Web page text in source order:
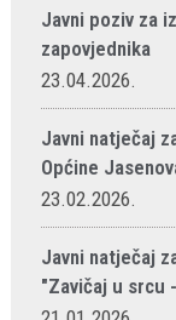
Javni poziv za
zapovjednika
23.04.2026.
Javni natječaj
Općine
23.02.2026.
Javni natječaj
"Zavičaj u srcu